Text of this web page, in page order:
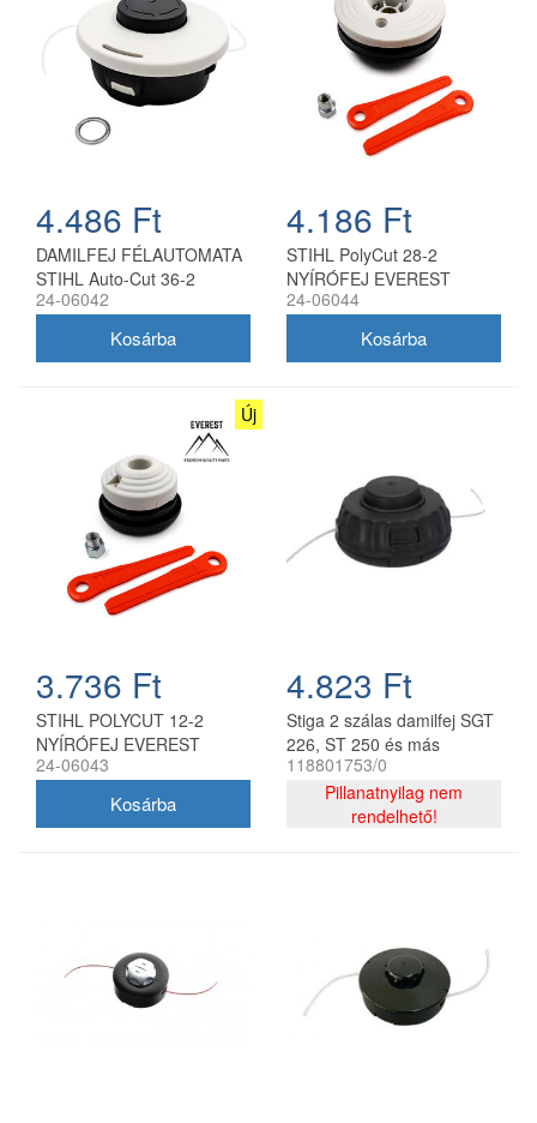
4.486 Ft
DAMILFEJ FÉLAUTOMATA
STIHL Auto-Cut 36-2
10x1.0Z EVEREST
24-06042
4.186 Ft
STIHL PolyCut 28-2
NYÍRÓFEJ EVEREST
24-06044
Új
3.736 Ft
STIHL POLYCUT 12-2
NYÍRÓFEJ EVEREST
24-06043
4.823 Ft
Stiga 2 szálas damilfej SGT
226, ST 250 és más
modellekhez 118801753/0
118801753/0
Pillanatnyilag nem
rendelhető!